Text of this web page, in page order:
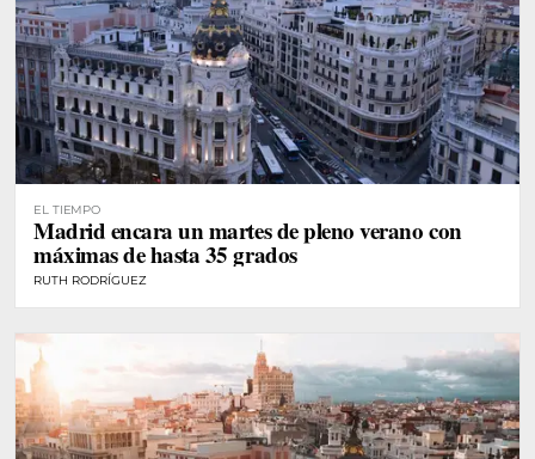
EL TIEMPO
Madrid encara un martes de pleno verano con
máximas de hasta 35 grados
RUTH RODRÍGUEZ